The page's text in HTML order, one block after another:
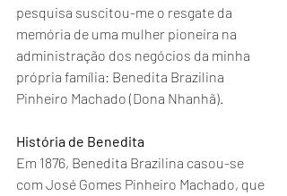
pesquisa suscitou-me o resgate da
memória de uma mulher pioneira na
administração dos negócios da minha
própria família: Benedita Brazilina
Pinheiro Machado (Dona Nhanhã).
História de Benedita
Em 1876, Benedita Brazilina casou-se
com José Gomes Pinheiro Machado, que